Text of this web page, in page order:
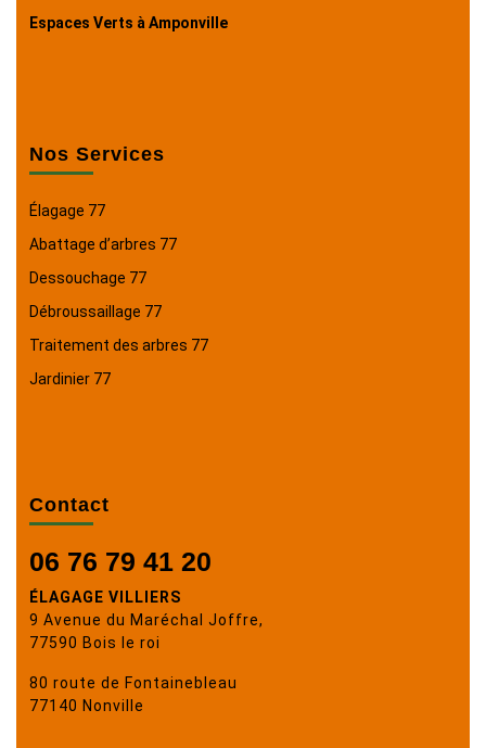
Espaces Verts à Amponville
Nos Services
Élagage 77
Abattage d’arbres 77
Dessouchage 77
Débroussaillage 77
Traitement des arbres 77
Jardinier 77
Contact
06 76 79 41 20
ÉLAGAGE VILLIERS
9 Avenue du Maréchal Joffre,
77590 Bois le roi
80 route de Fontainebleau
77140 Nonville